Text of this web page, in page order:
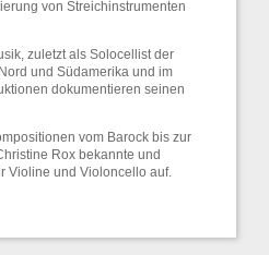
von Streichinstrumenten
zuletzt als Solocellist der
und Südamerika und im
dokumentieren seinen
vom Barock bis zur
Rox bekannte und
Violine und Violoncello auf.